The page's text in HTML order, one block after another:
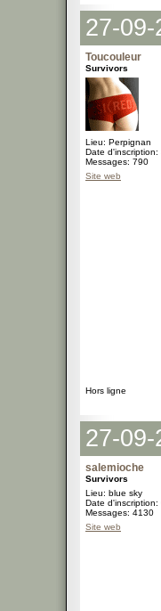
27-
Toucouleur
Survivors
Lieu: Perpignan
Date
Messages: 790
Site web
Hors ligne
27-
salemioche
Survivors
Lieu: blue sky
Date
Messages: 4130
Site web